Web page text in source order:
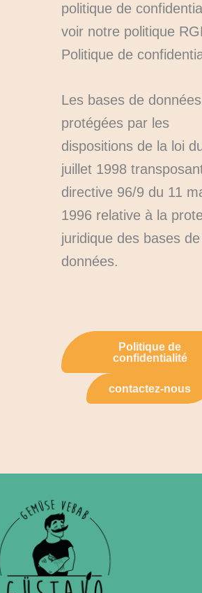
politique de
voir notre politique
Politique de
Les bases de
protégées par les
dispositions de la loi
juillet 1998
directive 96/9 du 11
1996 relative à la
juridique des bases de
données.
Politique de
confidentialité
contactez-nous